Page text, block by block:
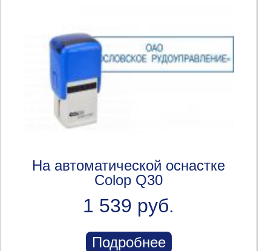
На автоматической оснастке
Colop Q30
1 539 руб.
Подробнее